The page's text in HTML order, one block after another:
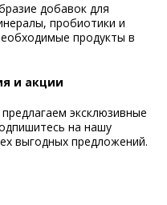
добавок для
пробиотики и
продукты в
и акции
эксклюзивные
на нашу
выгодных предложений.